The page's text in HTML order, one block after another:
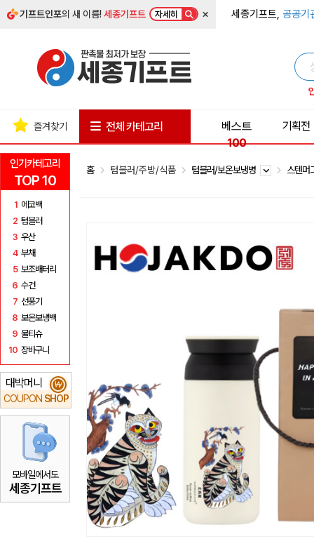
기프트인포의 새 이름!세종기프트 자세히 × 세종기프트, 공공기
인기카테고리
TOP 10
1 에코백
2 텀블러
3 우산
4 부채
5 보조배터리
6 수건
7 선풍기
8 보온보냉백
9 물티슈
10 장바구니
대박머니
COUPON SHOP
₩
모바일에서도
세종기프트
즐겨찾기 전체 카테고리
베스트
100
기획전
홈 텀블러/주방/식품 텀블러/보온보냉병 스텐머